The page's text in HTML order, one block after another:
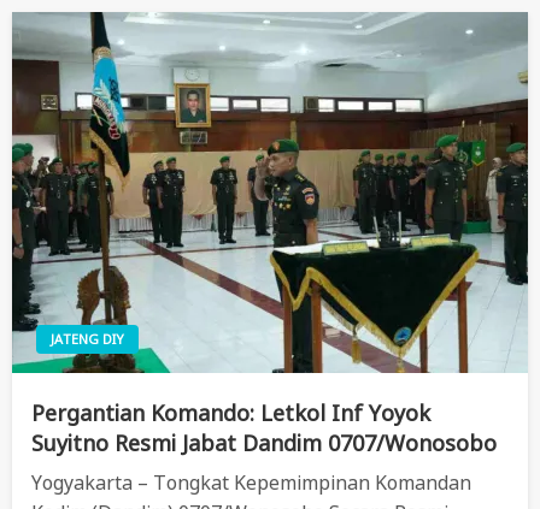
JATENG DIY
Pergantian Komando: Letkol Inf Yoyok
Suyitno Resmi Jabat Dandim 0707/Wonosobo
Yogyakarta – Tongkat Kepemimpinan Komandan